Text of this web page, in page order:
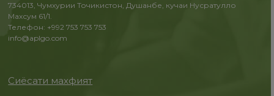
734013, Чумхурии Точикистон, Душанбе, кучаи Нусратулло
Махсум 61/1.
Телефон: +992 753 753 753
info@aplgo.com
Сиёсати махфият